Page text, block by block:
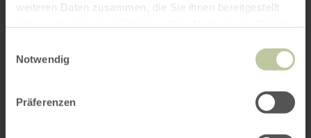
weiteren Daten zusammen, die Sie ihnen bereitgestellt
Notwendig
Präferenzen